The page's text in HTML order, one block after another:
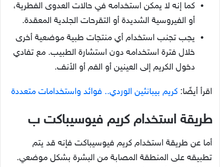
كما إنه لا يمكن استخدامه في حالات العدوى الفطرية،
أو الفيروسية الشديدة أو التقرحات الجلدية المعقدة.
يجب تجنب استخدام أي منتجات طبية موضعية أخرى
خلال فترة استخدامه دون استشارة الطبيب. مع تفادي
دخول الكريم إلى العينين أو الفم أو الأنف.
اقرأ أيضًا: كريم بيبانثين الوردي.. فوائد واستخدامات متعددة
طريقة استخدام كريم فيوسيباكت ب
أما عن طريقة استخدام كريم فيوسيباكت فإنه قد يتم
تطبيقه على المنطقة المصابة من البشرة بشكل موضعي.